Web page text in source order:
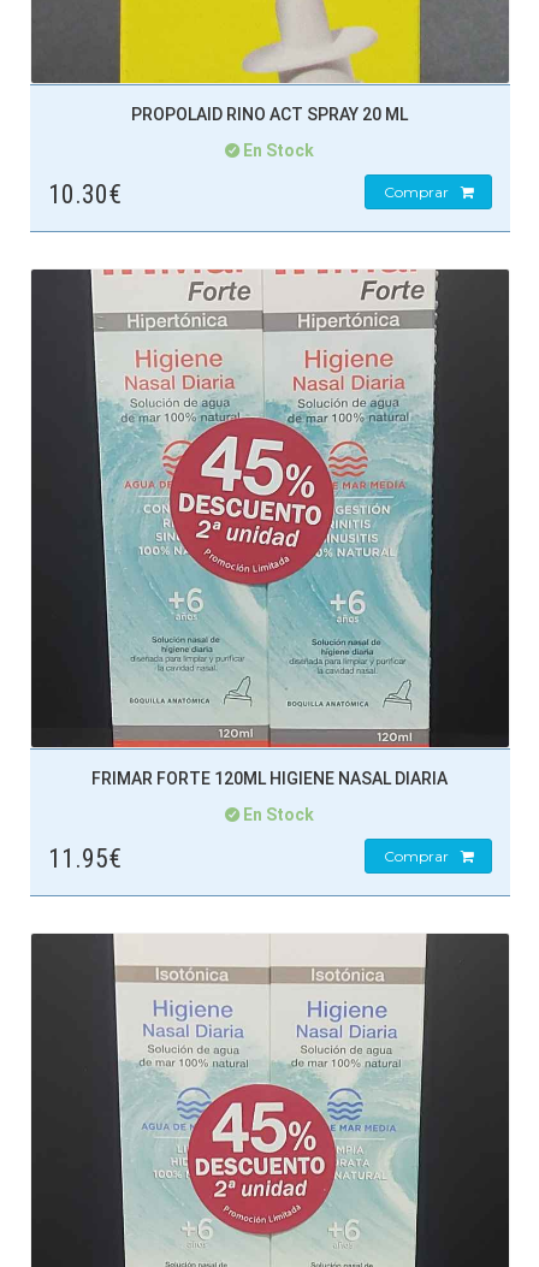
PROPOLAID RINO ACT SPRAY 20 ML
En Stock
10.30€ Comprar
FRIMAR FORTE 120ML HIGIENE NASAL DIARIA
En Stock
11.95€ Comprar